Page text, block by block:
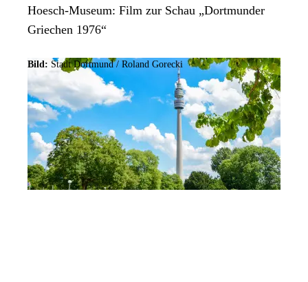
Hoesch-Museum: Film zur Schau „Dortmunder
Griechen 1976“
Bild: Stadt Dortmund / Roland Gorecki